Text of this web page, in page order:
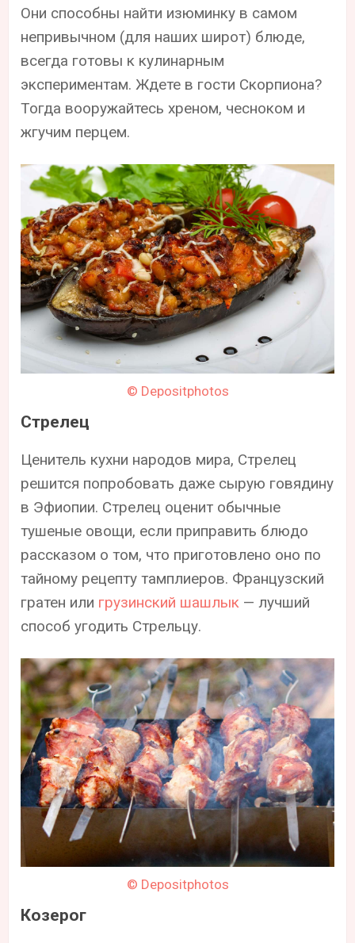
Они способны найти изюминку в самом
непривычном (для наших широт) блюде,
всегда готовы к кулинарным
экспериментам. Ждете в гости Скорпиона?
Тогда вооружайтесь хреном, чесноком и
жгучим перцем.
© Depositphotos
Стрелец
Ценитель кухни народов мира, Стрелец
решится попробовать даже сырую говядину
в Эфиопии. Стрелец оценит обычные
тушеные овощи, если приправить блюдо
рассказом о том, что приготовлено оно по
тайному рецепту тамплиеров. Французский
гратен или грузинский шашлык — лучший
способ угодить Стрельцу.
© Depositphotos
Козерог